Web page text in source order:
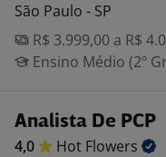
São Paulo - SP
R$ 3.999,00 a R$
Ensino Médio (2º
Analista De PCP
4,0 Hot Flowers